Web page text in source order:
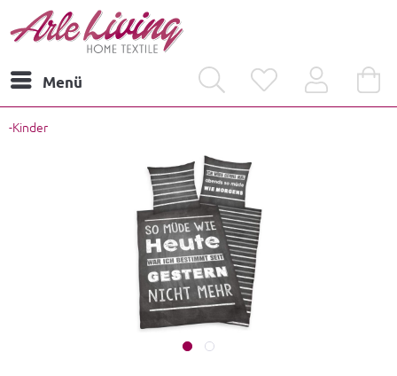
Menü
-Kinder